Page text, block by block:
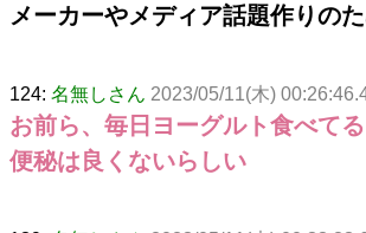
メーカーやメディア話題作りの
124: 名無しさん 2023/05/11(木)
お前ら、毎日ヨーグルト食べてる
便秘は良くないらしい